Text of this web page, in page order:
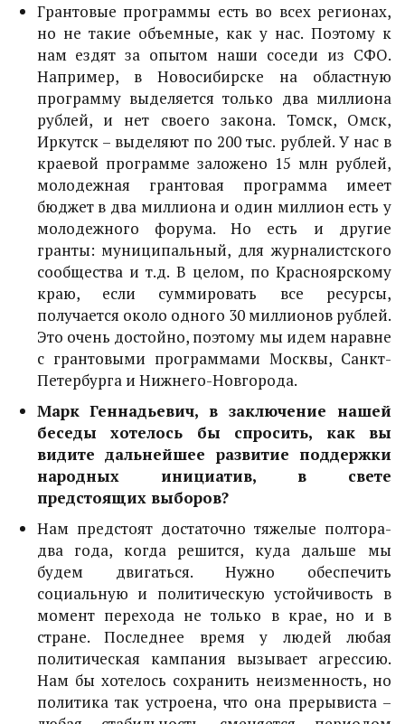
Грантовые программы есть во всех регионах,
но не такие объемные, как у нас. Поэтому к
нам ездят за опытом наши соседи из СФО.
Например, в Новосибирске на областную
программу выделяется только два миллиона
рублей, и нет своего закона. Томск, Омск,
Иркутск – выделяют по 200 тыс. рублей. У нас в
краевой программе заложено 15 млн рублей,
молодежная грантовая программа имеет
бюджет в два миллиона и один миллион есть у
молодежного форума. Но есть и другие
гранты: муниципальный, для журналистского
сообщества и т.д. В целом, по Красноярскому
краю, если суммировать все ресурсы,
получается около одного 30 миллионов рублей.
Это очень достойно, поэтому мы идем наравне
с грантовыми программами Москвы, Санкт-
Петербурга и Нижнего-Новгорода.
Марк Геннадьевич, в заключение нашей
беседы хотелось бы спросить, как вы
видите дальнейшее развитие поддержки
народных инициатив, в свете
предстоящих выборов?
Нам предстоят достаточно тяжелые полтора-
два года, когда решится, куда дальше мы
будем двигаться. Нужно обеспечить
социальную и политическую устойчивость в
момент перехода не только в крае, но и в
стране. Последнее время у людей любая
политическая кампания вызывает агрессию.
Нам бы хотелось сохранить неизменность, но
политика так устроена, что она прерывиста –